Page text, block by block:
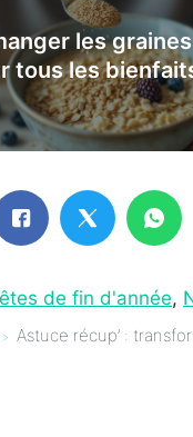
les
tous les
de fin d'année,